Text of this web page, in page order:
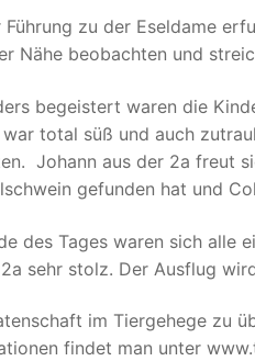
Führung zu der Eseldame
Nähe beobachten und
begeistert waren die
war total süß und auch
Johann aus der 2a freut
gefunden hat und
des Tages waren sich alle
2a sehr stolz. Der Ausflug
im Tiergehege zu
findet man unter